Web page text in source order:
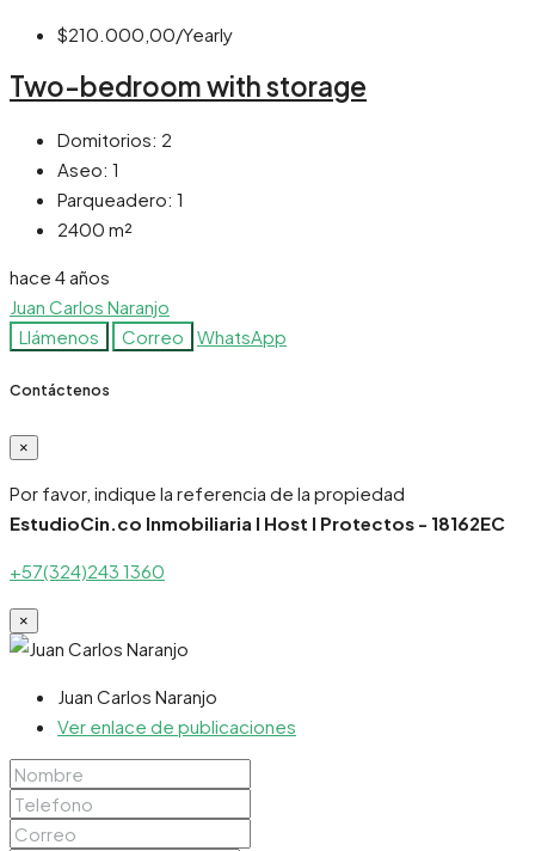
$210.000,00/Yearly
Two-bedroom with storage
Domitorios: 2
Aseo: 1
Parqueadero: 1
2400 m²
hace 4 años
Juan Carlos Naranjo
Llámenos
Correo WhatsApp
Contáctenos
×
Por favor, indique la referencia de la propiedad
EstudioCin.co Inmobiliaria I Host I Protectos - 18162EC
+57(324)243 1360
×
Juan Carlos Naranjo
Ver enlace de publicaciones